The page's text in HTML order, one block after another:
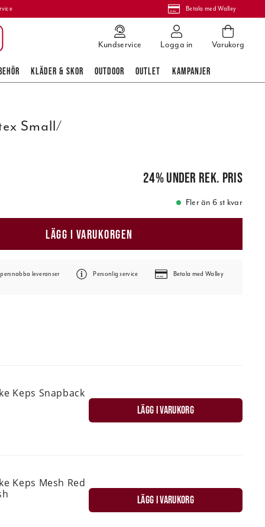
Betala med Walley
Kundservice Logga in Varukorg
KLÄDER & SKOR OUTDOOR OUTLET KAMPANJER
Small/
24%under rek. pris
Fler än 6 st kvar
LÄGG I VARUKORGEN
leveranser Personlig service Betala med Walley
Keps Snapback
LÄGG I VARUKORG
Keps Mesh Red
LÄGG I VARUKORG